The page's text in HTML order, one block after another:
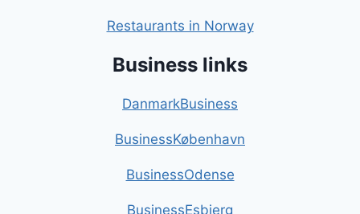
Restaurants in Norway
Business links
DanmarkBusiness
BusinessKøbenhavn
BusinessOdense
BusinessEsbjerg